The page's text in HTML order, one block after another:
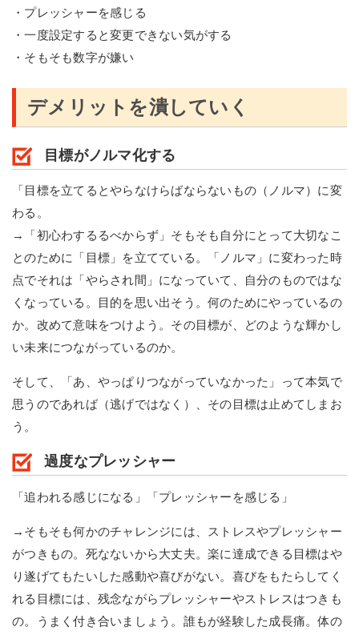
・プレッシャーを感じる
・一度設定すると変更できない気がする
・そもそも数字が嫌い
デメリットを潰していく
目標がノルマ化する
「目標を立てるとやらなけらばならないもの（ノルマ）に変
わる。
→「初心わするるべからず」そもそも自分にとって大切なこ
とのために「目標」を立てている。「ノルマ」に変わった時
点でそれは「やらされ間」になっていて、自分のものではな
くなっている。目的を思い出そう。何のためにやっているの
か。改めて意味をつけよう。その目標が、どのような輝かし
い未来につながっているのか。
そして、「あ、やっぱりつながっていなかった」って本気で
思うのであれば（逃げではなく）、その目標は止めてしまお
う。
過度なプレッシャー
「追われる感じになる」「プレッシャーを感じる」
→そもそも何かのチャレンジには、ストレスやプレッシャー
がつきもの。死なないから大丈夫。楽に達成できる目標はや
り遂げてもたいした感動や喜びがない。喜びをもたらしてく
れる目標には、残念ながらプレッシャーやストレスはつきも
の。うまく付き合いましょう。誰もが経験した成長痛。体の